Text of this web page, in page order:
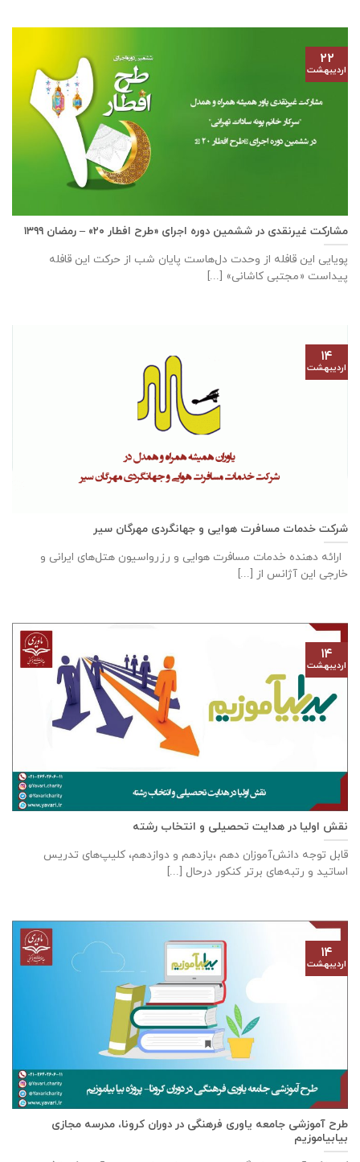
مشارکت غیرنقدی در ششمین دوره اجرای «طرح افطار ۲۰» – رمضان ۱۳۹۹
پویایی این قافله از وحدت دل‌هاست پایان شب از حرکت این قافله
پیداست «مجتبی کاشانی» [...]
۲۲
اردیبهشت
شرکت خدمات مسافرت هوایی و جهانگردی مهرگان سیر
ارائه دهنده خدمات مسافرت هوایی و رزرواسیون هتل‌های ایرانی و
خارجی این آژانس از [...]
۱۴
اردیبهشت
نقش اولیا در هدایت تحصیلی و انتخاب رشته
قابل توجه دانش‌آموزان دهم ،یازدهم و دوازدهم، کلیپ‌های تدریس
اساتید و رتبه‌های برتر کنکور درحال [...]
۱۴
اردیبهشت
طرح آموزشی جامعه یاوری فرهنگی در دوران کرونا، مدرسه مجازی
بیابیاموزیم
۱۴
اردیبهشت